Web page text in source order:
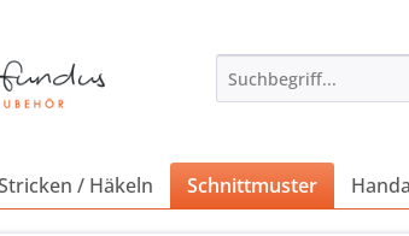
/ Häkeln Schnittmuster